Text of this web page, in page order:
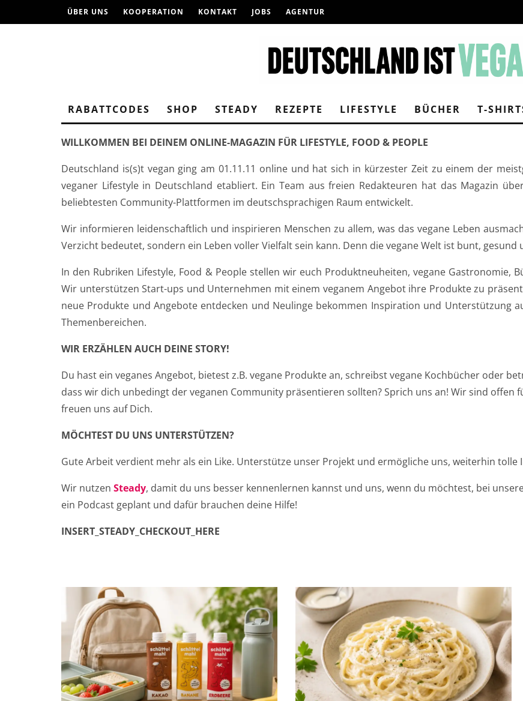
ÜBER UNS KOOPERATION KONTAKT JOBS AGENTUR
RABATTCODES SHOP STEADY REZEPTE LIFESTYLE BÜCHER T-
WILLKOMMEN BEI DEINEM ONLINE-MAGAZIN FÜR LIFESTYLE, FOOD & PEOPLE
Deutschland is(s)t vegan ging am 01.11.11 online und hat sich in kürzester Zeit zu einem der
veganer Lifestyle in Deutschland etabliert. Ein Team aus freien Redakteuren hat das Magazin
beliebtesten Community-Plattformen im deutschsprachigen Raum entwickelt.
Wir informieren leidenschaftlich und inspirieren Menschen zu allem, was das vegane Leben
Verzicht bedeutet, sondern ein Leben voller Vielfalt sein kann. Denn die vegane Welt ist bunt, gesund
In den Rubriken Lifestyle, Food & People stellen wir euch Produktneuheiten, vegane Gastronomie,
Wir unterstützen Start-ups und Unternehmen mit einem veganem Angebot ihre Produkte zu
neue Produkte und Angebote entdecken und Neulinge bekommen Inspiration und Unterstützung
Themenbereichen.
WIR ERZÄHLEN AUCH DEINE STORY!
Du hast ein veganes Angebot, bietest z.B. vegane Produkte an, schreibst vegane Kochbücher oder
dass wir dich unbedingt der veganen Community präsentieren sollten? Sprich uns an! Wir sind offen
freuen uns auf Dich.
MÖCHTEST DU UNS UNTERSTÜTZEN?
Gute Arbeit verdient mehr als ein Like. Unterstütze unser Projekt und ermögliche uns, weiterhin tolle
Wir nutzen Steady, damit du uns besser kennenlernen kannst und uns, wenn du möchtest, bei
ein Podcast geplant und dafür brauchen deine Hilfe!
INSERT_STEADY_CHECKOUT_HERE